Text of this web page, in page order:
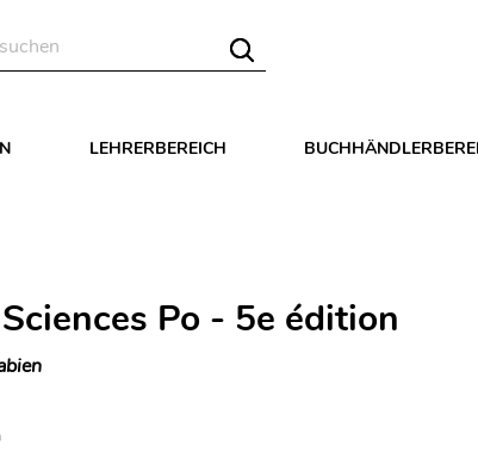
LEHRERBEREICH
Sciences Po - 5e édition